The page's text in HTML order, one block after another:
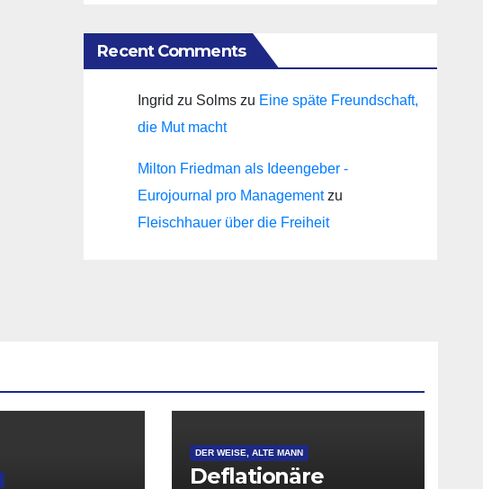
Recent Comments
Ingrid zu Solms zu Eine späte Freundschaft,
die Mut macht
Milton Friedman als Ideengeber -
Eurojournal pro Managementzu
Fleischhauer über die Freiheit
DER WEISE, ALTE MANN
Deflationäre